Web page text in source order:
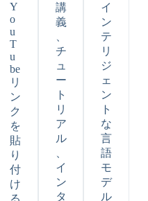
Y
o
u
T
u
be
リ
ン
ク
を
貼
り
付
け
る
講
義
チ
ュ
ー
ト
リ
ア
ル
イ
ン
タ
イ
ン
テ
リ
ジ
ェ
ン
ト
な
言
語
モ
デ
ル